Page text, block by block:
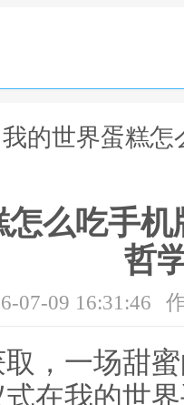
的世界蛋糕
么吃手
哲
07-09 16:31:46
，一场甜
在我的世